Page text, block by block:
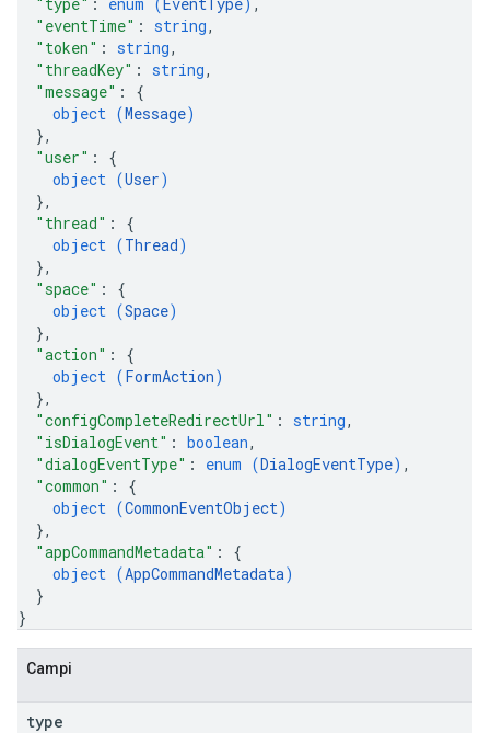
"eventTime" : string,
"token" : string,
"threadKey" : string,
"message" : {
object (Message)
},
"user" : {
object (User)
},
"thread" : {
object (Thread)
},
"space" : {
object (Space)
},
"action" : {
object (FormAction)
},
"configCompleteRedirectUrl" : string,
"isDialogEvent" : boolean,
"dialogEventType" : enum (DialogEventType) ,
"common" : {
object (CommonEventObject)
},
"appCommandMetadata" : {
object (AppCommandMetadata)
}
}
Campi
type